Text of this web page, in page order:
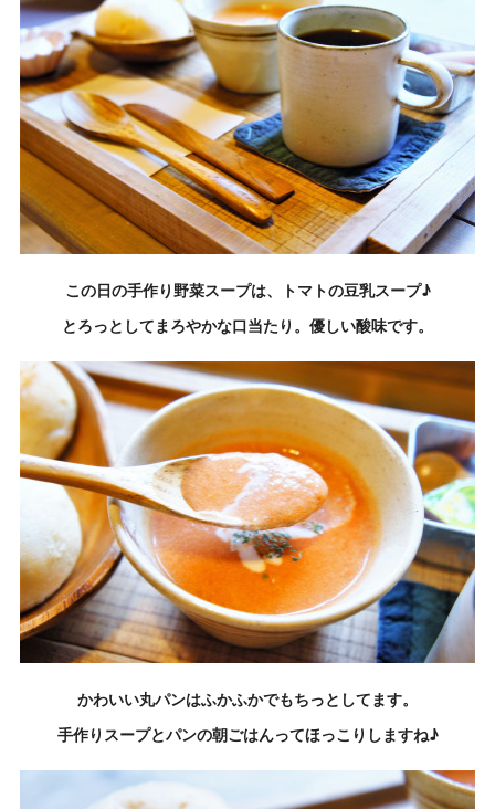
この日の手作り野菜スープは、トマトの豆乳スープ♪
とろっとしてまろやかな口当たり。優しい酸味です。
かわいい丸パンはふかふかでもちっとしてます。
手作りスープとパンの朝ごはんってほっこりしますね♪